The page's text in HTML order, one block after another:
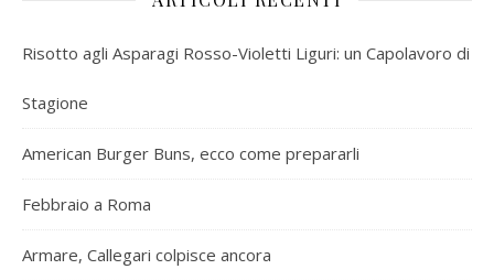
Risotto agli Asparagi Rosso-Violetti Liguri: un Capolavoro di
Stagione
American Burger Buns, ecco come prepararli
Febbraio a Roma
Armare, Callegari colpisce ancora